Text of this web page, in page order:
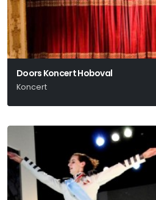
Doors Koncert Hoboval
Koncert